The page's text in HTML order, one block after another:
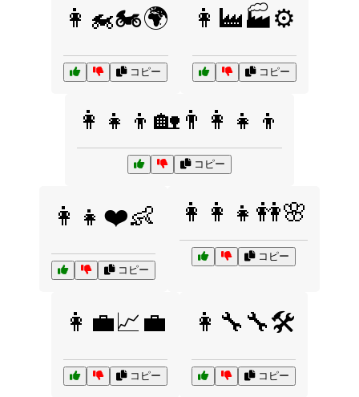
👩‍🏍🏍️🌍
コピー
👩‍🏭🏭⚙️
コピー
👩‍👧‍👦🏡👨‍👩‍👧‍👦
コピー
👩‍👧❤️👶
コピー
👩‍👩‍👧👭🌸
コピー
👩‍💼📈💼
コピー
👩‍🔧🔧🛠️
コピー